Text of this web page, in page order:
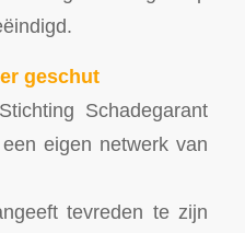
geschut
Schadegarant
eigen netwerk van
tevreden te zijn